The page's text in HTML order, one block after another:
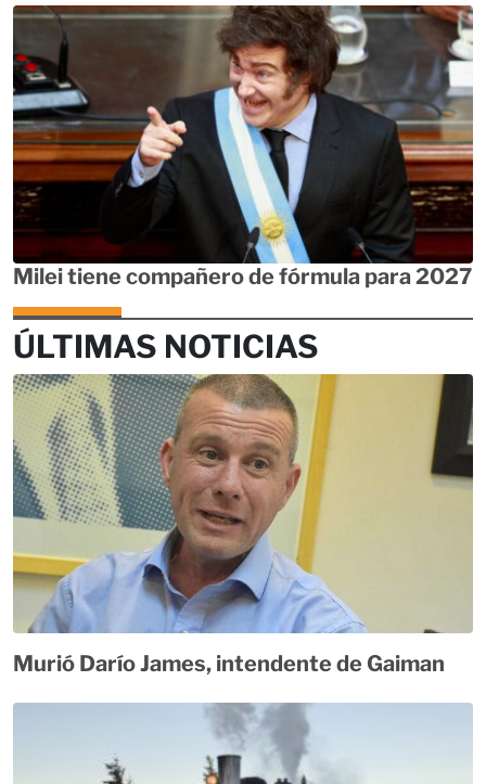
Milei tiene compañero de fórmula para 2027
ÚLTIMAS NOTICIAS
Murió Darío James, intendente de Gaiman